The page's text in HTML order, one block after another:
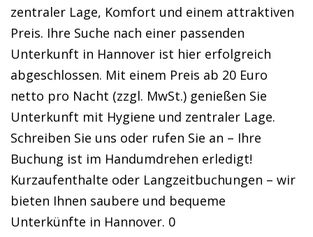
zentraler Lage, Komfort und einem attraktiven
Preis. Ihre Suche nach einer passenden
Unterkunft in Hannover ist hier erfolgreich
abgeschlossen. Mit einem Preis ab 20 Euro
netto pro Nacht (zzgl. MwSt.) genießen Sie
Unterkunft mit Hygiene und zentraler Lage.
Schreiben Sie uns oder rufen Sie an – Ihre
Buchung ist im Handumdrehen erledigt!
Kurzaufenthalte oder Langzeitbuchungen – wir
bieten Ihnen saubere und bequeme
Unterkünfte in Hannover. 0